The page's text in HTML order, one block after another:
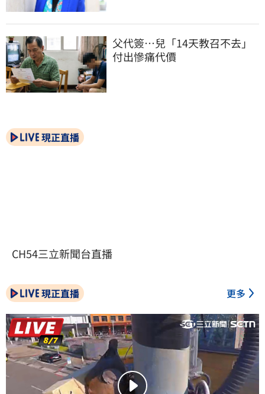
父代簽…兒「14天教召不去」
付出慘痛代價
現正直播
CH54三立新聞台直播
現正直播 更多